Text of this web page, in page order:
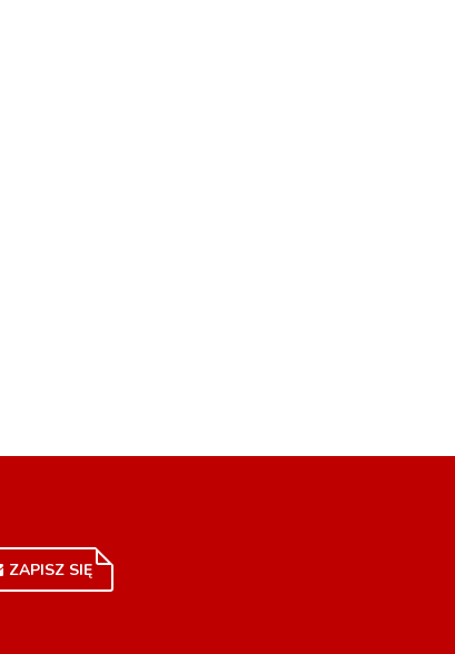
ZAPISZ SIĘ